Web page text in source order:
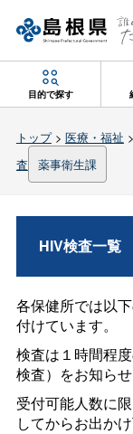
目的で探す
トップ> 医療・福祉 >
査
薬事衛生課
HIV検査一覧
各保健所では以
付けています。
検査は１時間程
検査）をお知らせ
受付可能人数に
してからお出かけ